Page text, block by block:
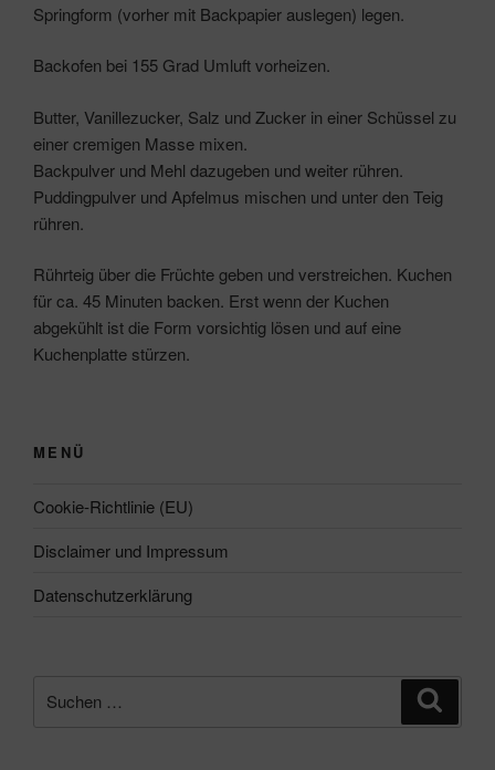
Springform (vorher mit Backpapier auslegen) legen.
Backofen bei 155 Grad Umluft vorheizen.
Butter, Vanillezucker, Salz und Zucker in einer Schüssel zu
einer cremigen Masse mixen.
Backpulver und Mehl dazugeben und weiter rühren.
Puddingpulver und Apfelmus mischen und unter den Teig
rühren.
Rührteig über die Früchte geben und verstreichen. Kuchen
für ca. 45 Minuten backen. Erst wenn der Kuchen
abgekühlt ist die Form vorsichtig lösen und auf eine
Kuchenplatte stürzen.
MENÜ
Cookie-Richtlinie (EU)
Disclaimer und Impressum
Datenschutzerklärung
nach: